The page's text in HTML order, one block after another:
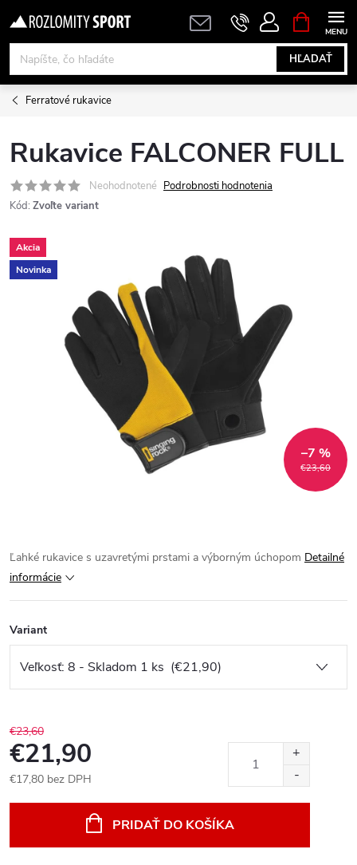
na
obsah
HĽADAŤ
KOŠÍK
Ferratové rukavice
Rukavice FALCONER FULL
Neohodnotené Podrobnosti hodnotenia
Kód: Zvoľte variant
Akcia
Novinka
€23,60
–7 %
Ľahké rukavice s uzavretými prstami a výborným úchopom Detailné
informácie
Variant
€23,60
€21,90
€17,80 bez DPH
PRIDAŤ DO KOŠÍKA